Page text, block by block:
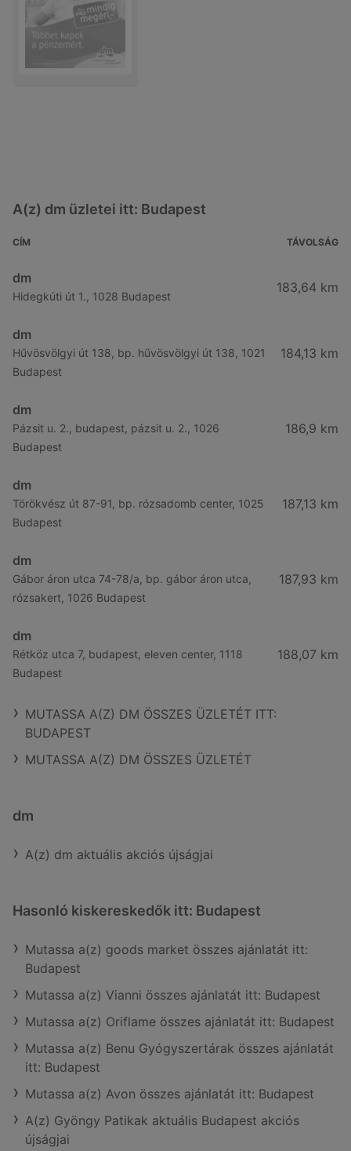
A(z) dm üzletei itt: Budapest
CÍM TÁVOLSÁG
dm
Hidegkúti út 1., 1028 Budapest
183,64 km
dm
Hűvösvölgyi út 138, bp. hűvösvölgyi út 138, 1021
Budapest
184,13 km
dm
Pázsit u. 2., budapest, pázsit u. 2., 1026
Budapest
186,9 km
dm
Törökvész út 87-91, bp. rózsadomb center, 1025
Budapest
187,13 km
dm
Gábor áron utca 74-78/a, bp. gábor áron utca,
rózsakert, 1026 Budapest
187,93 km
dm
Rétköz utca 7, budapest, eleven center, 1118
Budapest
188,07 km
MUTASSA A(Z) DM ÖSSZES ÜZLETÉT ITT:
BUDAPEST
MUTASSA A(Z) DM ÖSSZES ÜZLETÉT
dm
A(z) dm aktuális akciós újságjai
Hasonló kiskereskedők itt: Budapest
Mutassa a(z) goods market összes ajánlatát itt:
Budapest
Mutassa a(z) Vianni összes ajánlatát itt: Budapest
Mutassa a(z) Oriflame összes ajánlatát itt: Budapest
Mutassa a(z) Benu Gyógyszertárak összes ajánlatát
itt: Budapest
Mutassa a(z) Avon összes ajánlatát itt: Budapest
A(z) Gyöngy Patikak aktuális Budapest akciós
újságjai